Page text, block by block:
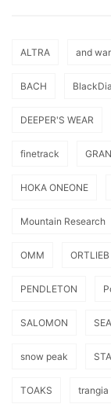
ALTRA and
BACH
DEEPER'S WEAR
finetrack
HOKA ONEONE
Mountain Research
OMM ORTLIEB
PENDLETON
SALOMON
snow peak
TOAKS trangia